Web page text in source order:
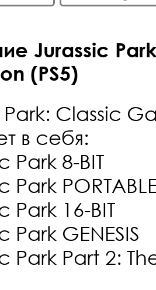
Jurassic
(PS5)
Park: Classic
в себя:
Park 8-BIT
Park
Park 16-BIT
Park GENESIS
Park Part 2: